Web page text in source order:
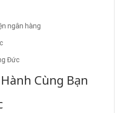
ngân hàng
Đức
Cùng Bạn